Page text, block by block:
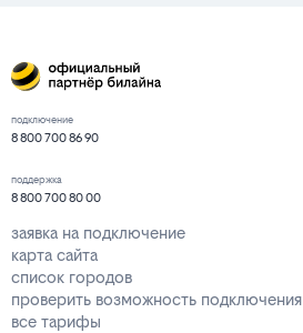
подключение
8 800 700 86 90
поддержка
8 800 700 80 00
заявка на подключение
карта сайта
список городов
проверить возможность подключения
все тарифы